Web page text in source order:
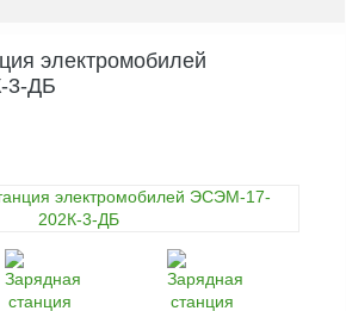
к
электромобилей
3-ДБ